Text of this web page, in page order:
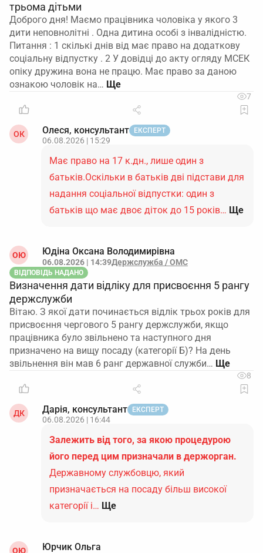
трьома дітьми
Доброго дня! Маємо працівника чоловіка у якого 3
дити неповнолітні . Одна дитина особі з інвалідністю.
Питання : 1 скількі днів від має право на додаткову
соціальну відпустку . 2 У довідці до акту огляду МСЕК
опіку дружина вона не працю. Має право за даною
ознакою чоловік на…
7
ОК Олеся, консультант ЕКСПЕРТ
06.08.2026 | 15:29
Має право на 17 к.дн., лише один з
батьків.Оскільки в батьків дві підстави для
надання соціальної відпустки: один з
батьків що має двоє діток до 15 років… Ще
ОЮ Юдіна Оксана Володимирівна
06.08.2026 | 14:39Держслужба / ОМС
ВІДПОВІДЬ НАДАНО
Визначення дати відліку для присвоєння 5 рангу
держслужби
Вітаю. З якої дати починається відлік трьох років для
присвоєння чергового 5 рангу держслужби, якщо
працівника було звільнено та наступного дня
призначено на вищу посаду (категорії Б)? На день
звільнення він мав 6 ранг державної служби…
8
ДК Дарія, консультант ЕКСПЕРТ
06.08.2026 | 16:44
Залежить від того, за якою процедурою
його перед цим призначали в держорган.
Державному службовцю, який
призначається на посаду більш високої
категорії і… Ще
ОЮ Юрчик Ольга